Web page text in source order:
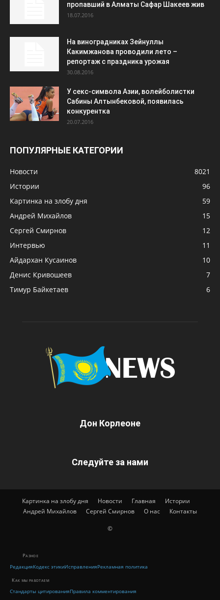
пропавший в Алматы Сафар Шакеев жив
18.07.2016
На виноградниках Зейнуллы
Какимжанова проводили лето –
репортаж с праздника урожая
30.08.2016
У секс-символа Азии, волейболистки
Сабины Алтынбековой, появилась
конкурентка
20.07.2016
ПОПУЛЯРНЫЕ КАТЕГОРИИ
Новости
8021
Истории
96
Картинка на злобу дня
59
Андрей Михайлов
15
Сергей Смирнов
12
Интервью
11
Айдархан Кусаинов
10
Денис Кривошеев
7
Тимур Байкетаев
6
Дон Корлеоне
Следуйте за нами
Картинка на злобу дня Новости Главная
Истории
Андрей Михайлов
Сергей Смирнов О нас Контакты
©
Разное
РедакцияКодекс этикиИсправленияРекламная политика
Как мы работаем
Стандарты цитированияПравила комментирования